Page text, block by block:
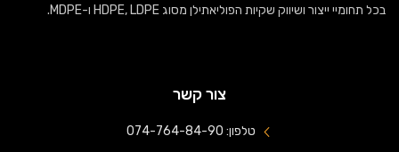
בכל תחומיי ייצור ושיווק שקיות הפוליאתילן מסוג HDPE, LDPE ו-MDPE.
צור קשר
טלפון: 074-764-84-90